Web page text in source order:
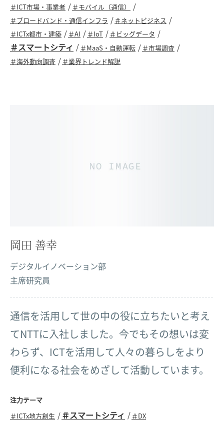
＃ICT市場・事業者
＃モバイル（通信）
＃ブロードバンド・通信インフラ
＃ネットビジネス
＃ICTx都市・建築
＃AI ＃IoT ＃ビッグデータ
＃スマートシティ ＃MaaS・自動運転
＃市場調査
＃海外動向調査
＃業界トレンド解説
岡田 善幸
デジタルイノベーション部
主席研究員
通信を活用して世の中の役に立ちたいと考え
てNTTに入社しました。今でもその想いは変
わらず、ICTを活用して人々の暮らしをより
便利になる社会をめざして活動しています。
注力テーマ
＃ICTx地方創生
＃スマートシティ ＃DX